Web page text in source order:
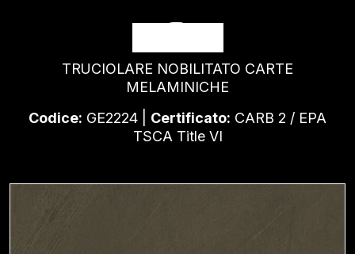
JOY
TRUCIOLARE NOBILITATO CARTE
MELAMINICHE
Codice: GE2224 | Certificato: CARB 2 / EPA
TSCA Title VI